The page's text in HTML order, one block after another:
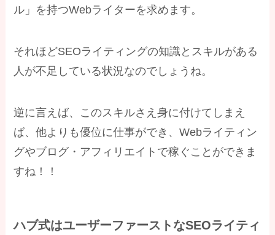
ル」を持つWebライターを求めます。
それほどSEOライティングの知識とスキルがある
人が不足している状況なのでしょうね。
逆に言えば、このスキルさえ身に付けてしまえ
ば、他よりも優位に仕事ができ、Webライティン
グやブログ・アフィリエイトで稼ぐことができま
すね！！
ハブ式はユーザーファーストなSEOライティ